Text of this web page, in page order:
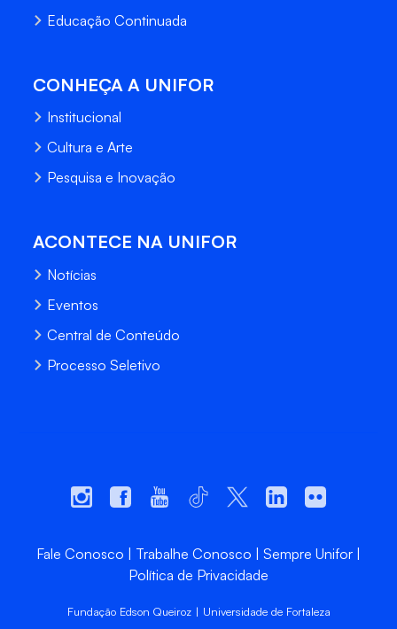
Educação Continuada
CONHEÇA A UNIFOR
Institucional
Cultura e Arte
Pesquisa e Inovação
ACONTECE NA UNIFOR
Notícias
Eventos
Central de Conteúdo
Processo Seletivo
Fale Conosco Trabalhe Conosco
Sempre Unifor
Política de Privacidade
Fundação Edson Queiroz | Universidade de Fortaleza